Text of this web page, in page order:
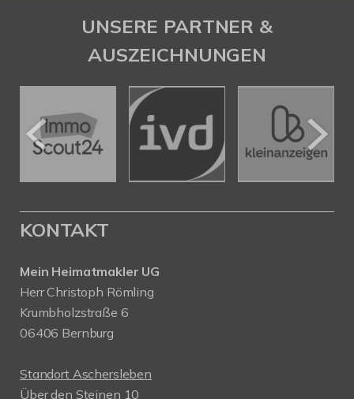
UNSERE PARTNER &
AUSZEICHNUNGEN
KONTAKT
Mein Heimatmakler UG
Herr Christoph Römling
Krumbholzstraße 6
06406 Bernburg
Standort Aschersleben
Über den Steinen 10